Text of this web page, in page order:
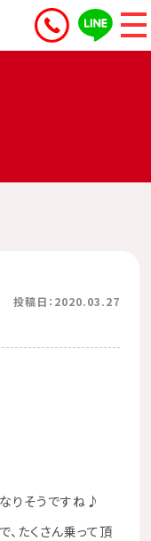
投稿日：2020.03.27
りそうですね♪
たくさん乗って頂